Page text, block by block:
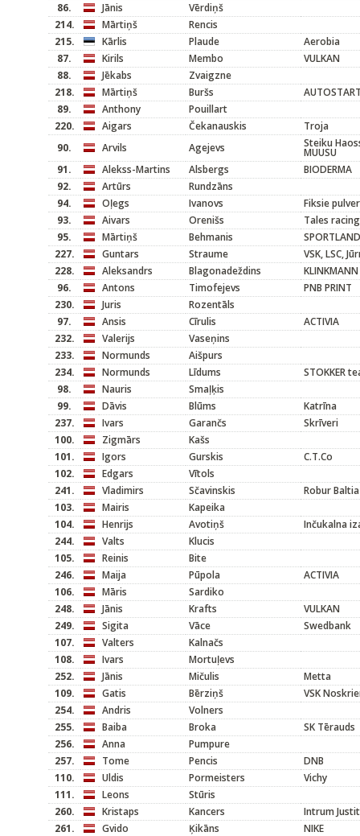
86.
Jānis
Vērdiņš
214.
Mārtiņš
Rencis
215.
Kārlis Plaude
Aerobia
87.
Kirils Membo
VULKAN
88.
Jēkabs
Zvaigzne
218.
Mārtiņš Buršs
89.
Anthony
Pouillart
220.
Aigars Čekanauskis
Troja
90.
Arvils Agejevs Steiku
MUUSU
91.
Alekss-Martins Alsbergs
BIODERMA
92.
Artūrs
Rundzāns
94.
Oļegs Ivanovs
Fiksie
93.
Aivars Orenišs
Tales racing
95.
Mārtiņš Behmanis
SPORTLAND
227.
Guntars Straume
VSK, LSC,
228.
Aleksandrs Blagonadeždins
KLINKMANN
96.
Antons Timofejevs
PNB PRINT
230.
Juris
Rozentāls
97.
Ansis Cīrulis
ACTIVIA
232.
Valerijs
Vaseņins
233.
Normunds
Aišpurs
234.
Normunds Līdums
STOKKER
98.
Nauris
Smaļķis
99.
Dāvis Blūms
Katrīna
237.
Ivars Garančs
Skrīveri
100.
Zigmārs
Kašs
101.
Igors Gurskis
C.T.Co
102.
Edgars
Vītols
241.
Vladimirs Sčavinskis
Robur Baltia
103.
Mairis
Kapeika
104.
Henrijs Avotiņš
Inčukalna
244.
Valts
Klucis
105.
Reinis
Bite
246.
Maija Pūpola
ACTIVIA
106.
Māris
Sardiko
248.
Jānis Krafts
VULKAN
249.
Sigita Vāce
Swedbank
107.
Valters
Kalnačs
108.
Ivars
Mortuļevs
252.
Jānis Mičulis
Metta
109.
Gatis Bērziņš
VSK
254.
Andris
Volners
255.
Baiba Broka
SK Tērauds
256.
Anna
Pumpure
257.
Tome Pencis
DNB
110.
Uldis Pormeisters
Vichy
111.
Leons
Stūris
260.
Kristaps Kancers
Intrum
261.
Gvido Ķikāns
NIKE